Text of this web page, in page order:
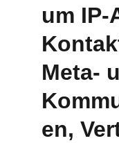
um IP-
Meta-
en,